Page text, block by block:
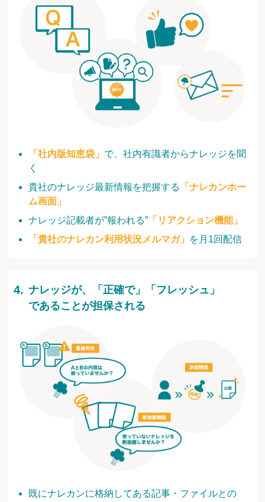
「社内版知恵袋」 で、社内有識者からナレッジを聞
く
貴社のナレッジ最新情報を把握する
「ナレカンホー
ム画面」
ナレッジ記載者が”報われる” 「リアクション機能」
「貴社のナレカン利用状況メルマガ」 を月1回配信
既にナレカンに格納してある記事・ファイルとの
ナレッジが、「正確で」「フレッシュ」
であることが担保される